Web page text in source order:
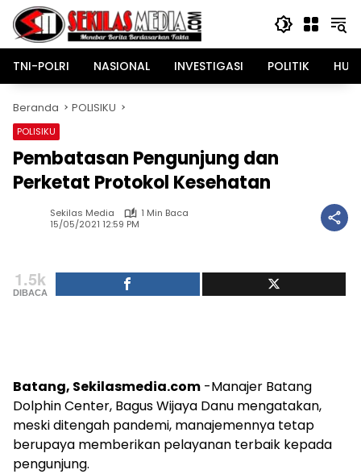
Langsung
konten
TNI-POLRI
NASIONAL INVESTIGASI POLITIK
Beranda POLISIKU
POLISIKU
Pembatasan Pengunjung dan
Perketat Protokol Kesehatan
Sekilas Media
1 Min Baca
15/05/2021 12:59 PM
1.5k
DIBACA
Batang, Sekilasmedia.com -Manajer Batang
Dolphin Center, Bagus Wijaya Danu mengatakan,
meski ditengah pandemi, manajemennya tetap
berupaya memberikan pelayanan terbaik kepada
pengunjung.